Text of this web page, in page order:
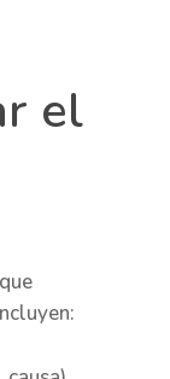
el